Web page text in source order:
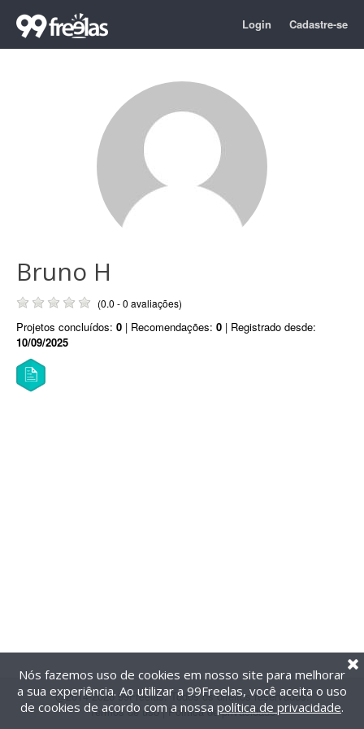
Login Cadastre-se
Bruno H
(0.0 - 0 avaliações)
Projetos concluídos: 0 | Recomendações: 0 | Registrado desde:
10/09/2025
@2014-2026 99Freelas. Todos os direitos reservados.
Termos de uso| Política de privacidade
Nós fazemos uso de cookies em nosso site para melhorar
a sua experiência. Ao utilizar a 99Freelas, você aceita o uso
de cookies de acordo com a nossa política de privacidade.